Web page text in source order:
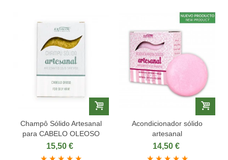
Champô Sólido Artesanal
para CABELO OLEOSO
15,50 €
Acondicionador sólido
artesanal
14,50 €